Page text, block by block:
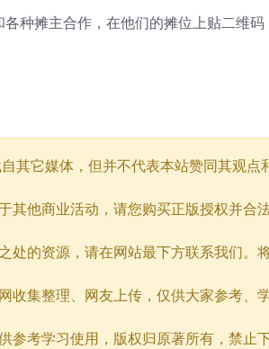
种摊主合作，在他们的摊位上贴二维
其它媒体，但并不代表本站赞同其观点
其他商业活动，请您购买正版授权并合法
处的资源，请在网站最下方联系我们。
收集整理、网友上传，仅供大家参考、
参考学习使用，版权归原著所有，禁止